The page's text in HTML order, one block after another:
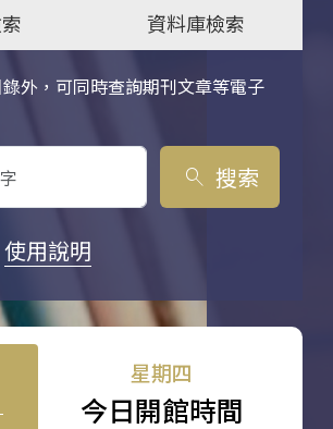
資料庫檢索
外，可同時查詢期刊文章等電子
search 搜索
使用說明
星期四
今日開館時間